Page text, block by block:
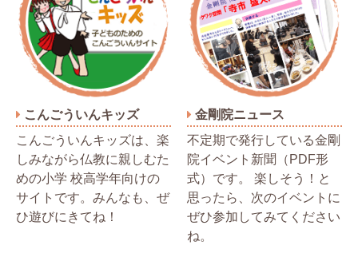
こんごういんキッズ
こんごういんキッズは、楽
しみながら仏教に親しむた
めの小学 校高学年向けの
サイトです。みんなも、ぜ
ひ遊びにきてね！
金剛院ニュース
不定期で発行している金剛
院イベント新聞（PDF形
式）です。 楽しそう！と
思ったら、次のイベントに
ぜひ参加してみてください
ね。